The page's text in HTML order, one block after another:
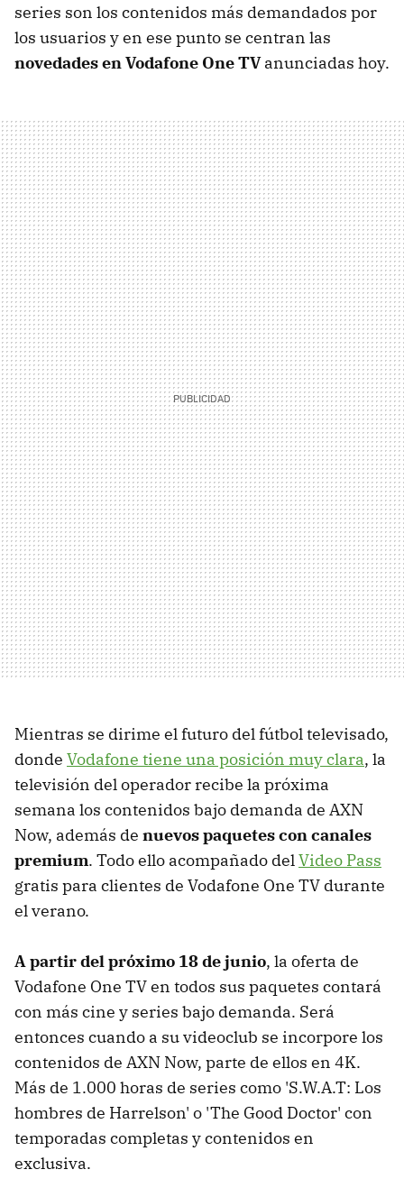
series son los contenidos más demandados por
los usuarios y en ese punto se centran las
novedades en Vodafone One TVanunciadas hoy.
Mientras se dirime el futuro del fútbol televisado,
donde Vodafone tiene una posición muy clara, la
televisión del operador recibe la próxima
semana los contenidos bajo demanda de AXN
Now, además de nuevos paquetes con canales
premium. Todo ello acompañado del Video Pass
gratis para clientes de Vodafone One TV durante
el verano.
A partir del próximo 18 de junio, la oferta de
Vodafone One TV en todos sus paquetes contará
con más cine y series bajo demanda. Será
entonces cuando a su videoclub se incorpore los
contenidos de AXN Now, parte de ellos en 4K.
Más de 1.000 horas de series como 'S.W.A.T: Los
hombres de Harrelson' o 'The Good Doctor' con
temporadas completas y contenidos en
exclusiva.